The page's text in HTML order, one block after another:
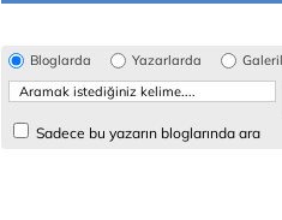
Bloglarda Yazarlarda
Sadece bu yazarın bloglarında ara